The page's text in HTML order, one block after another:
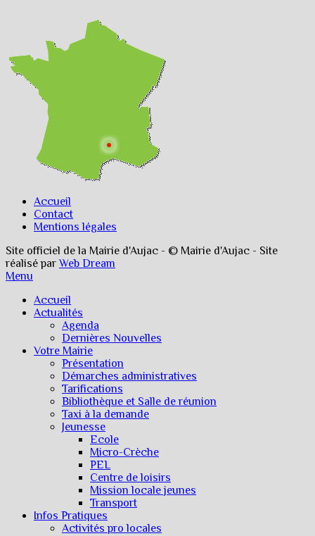
Accueil
Contact
Mentions légales
Site officiel de la Mairie d'Aujac - © Mairie d'Aujac - Site
réalisé parWeb Dream
Menu
Accueil
Actualités
Agenda
Dernières Nouvelles
Votre Mairie
Présentation
Démarches administratives
Tarifications
Bibliothèque et Salle de réunion
Taxi à la demande
Jeunesse
Ecole
Micro-Crèche
PEL
Centre de loisirs
Mission locale jeunes
Transport
Infos Pratiques
Activités pro locales